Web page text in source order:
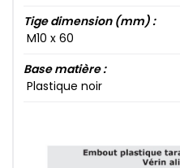
Tige dimension (mm) :
M10​ x 60​
Base matière :
Plastique noir